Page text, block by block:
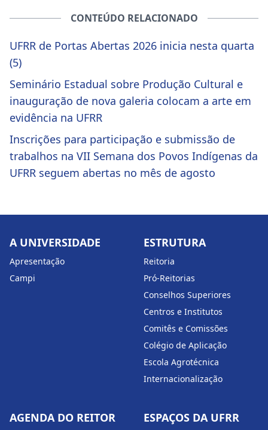
CONTEÚDO RELACIONADO
UFRR de Portas Abertas 2026 inicia nesta quarta
(5)
Seminário Estadual sobre Produção Cultural e
inauguração de nova galeria colocam a arte em
evidência na UFRR
Inscrições para participação e submissão de
trabalhos na VII Semana dos Povos Indígenas da
UFRR seguem abertas no mês de agosto
A UNIVERSIDADE
Apresentação
Campi
ESTRUTURA
Reitoria
Pró-Reitorias
Conselhos Superiores
Centros e Institutos
Comitês e Comissões
Colégio de Aplicação
Escola Agrotécnica
Internacionalização
AGENDA DO REITOR ESPAÇOS DA UFRR